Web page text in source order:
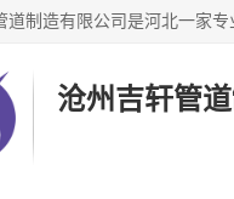
沧州吉轩管